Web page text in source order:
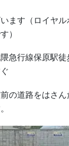
ます（ロイヤ
）
急行線保原駅
の道路をはさ